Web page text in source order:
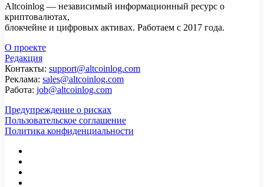
Altcoinlog — независимый информационный ресурс о
криптовалютах,
блокчейне и цифровых активах. Работаем с 2017 года.
О проекте
Редакция
Контакты: support@altcoinlog.com
Реклама: sales@altcoinlog.com
Работа: job@altcoinlog.com
Предупреждение о рисках
Пользовательское соглашение
Политика конфиденциальности